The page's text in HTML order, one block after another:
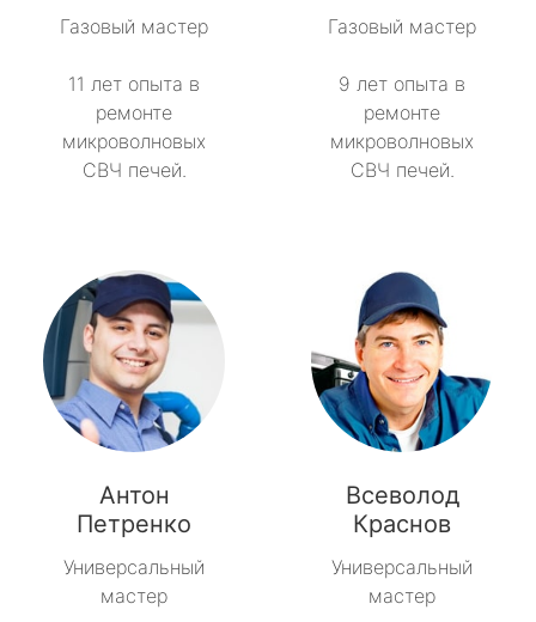
Газовый мастер
11 лет опыта в
ремонте
микроволновых
СВЧ печей.
Газовый мастер
9 лет опыта в
ремонте
микроволновых
СВЧ печей.
Антон
Петренко
Универсальный
мастер
Всеволод
Краснов
Универсальный
мастер